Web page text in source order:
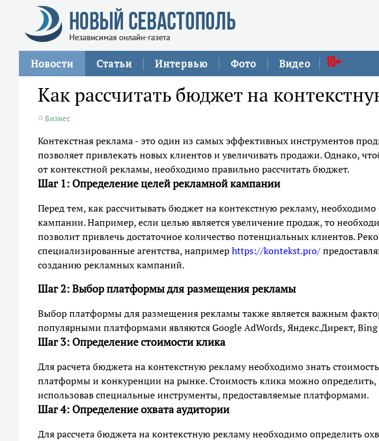
Новости Статьи Интервью Фото Видео 16+
Как рассчитать бюджет на
Бизнес
Контекстная реклама - это один из самых эффективных инструментов
позволяет привлекать новых клиентов и увеличивать продажи. Однако,
от контекстной рекламы, необходимо правильно рассчитать бюджет.
Шаг 1: Определение целей рекламной кампании
Перед тем, как рассчитывать бюджет на контекстную рекламу,
кампании. Например, если целью является увеличение продаж, то
позволит привлечь достаточное количество потенциальных клиентов.
специализированные агентства, напримерhttps://kontekst.pro/
созданию рекламных кампаний.
Шаг 2: Выбор платформы для размещения рекламы
Выбор платформы для размещения рекламы также является важным
популярными платформами являются Google AdWords, Яндекс.Директ,
Шаг 3: Определение стоимости клика
Для расчета бюджета на контекстную рекламу необходимо знать
платформы и конкуренции на рынке. Стоимость клика можно определить,
использовав специальные инструменты, предоставляемые платформами.
Шаг 4: Определение охвата аудитории
Для рассчета бюджета на контекстную рекламу необходимо определить